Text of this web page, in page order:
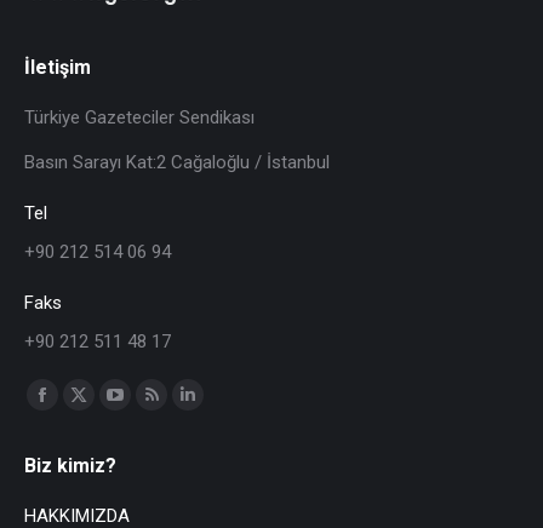
İletişim
Türkiye Gazeteciler Sendikası
Basın Sarayı Kat:2 Cağaloğlu / İstanbul
Tel
+90 212 514 06 94
Faks
+90 212 511 48 17
Find us on:
Biz kimiz?
HAKKIMIZDA